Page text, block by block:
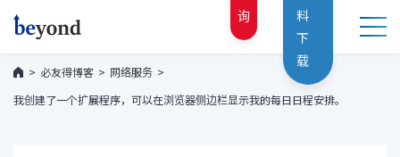
询
料
下
载
必友得博客
网络服务
我创建了一个扩展程序，可以在浏览器侧边栏显示我的每日日程安排。